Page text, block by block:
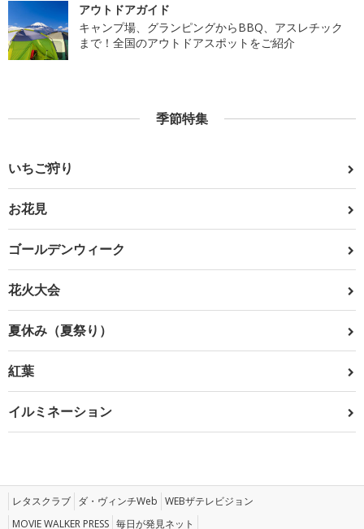
アウトドアガイド
キャンプ場、グランピングからBBQ、アスレチック
まで！全国のアウトドアスポットをご紹介
季節特集
いちご狩り
お花見
ゴールデンウィーク
花火大会
夏休み（夏祭り）
紅葉
イルミネーション
レタスクラブ ダ・ヴィンチWeb WEBザテレビジョン
MOVIE WALKER PRESS 毎日が発見ネット